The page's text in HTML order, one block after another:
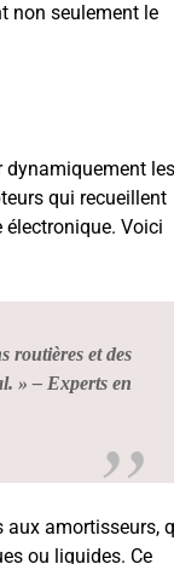
non seulement le
dynamiquement les
qui recueillent
électronique. Voici
routières et des
» – Experts en
aux amortisseurs,
ou liquides. Ce